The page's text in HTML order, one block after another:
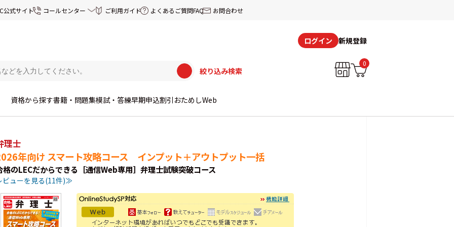
公式サイト コールセンター ご利用ガイド よくあるご質問FAQ お問合わせ
ログイン 新規登録
絞り込み検索
0
資格から探す書籍・問題集模試・答練早期申込割引 おためしWeb
理士
年向け スマート攻略コース インプット＋アウトプット一括
格のLECだからできる［通信Web専用］弁理士試験突破コース
ビューを見る(11件)≫